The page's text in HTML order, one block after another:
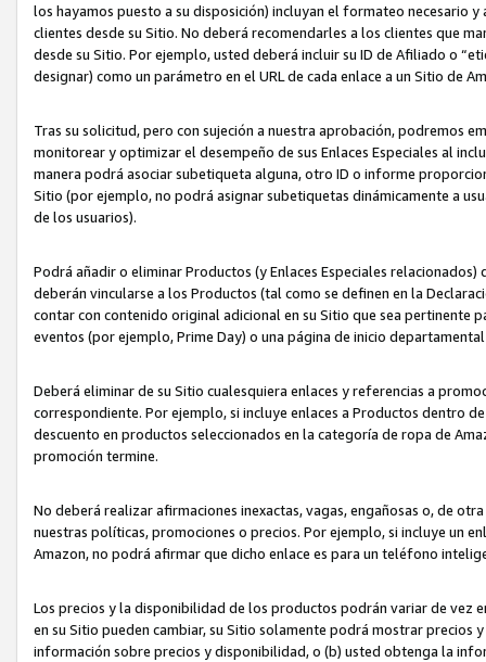
los hayamos puesto a su disposición) incluyan el formateo necesario
clientes desde su Sitio. No deberá recomendarles a los clientes que
desde su Sitio. Por ejemplo, usted deberá incluir su ID de Afiliado o
designar) como un parámetro en el URL de cada enlace a un Sitio de
Tras su solicitud, pero con sujeción a nuestra aprobación, podremos
monitorear y optimizar el desempeño de sus Enlaces Especiales al
manera podrá asociar subetiqueta alguna, otro ID o informe
Sitio (por ejemplo, no podrá asignar subetiquetas dinámicamente a
de los usuarios).
Podrá añadir o eliminar Productos (y Enlaces Especiales
deberán vincularse a los Productos (tal como se definen en la
contar con contenido original adicional en su Sitio que sea pertinente
eventos (por ejemplo, Prime Day) o una página de inicio
Deberá eliminar de su Sitio cualesquiera enlaces y referencias a
correspondiente. Por ejemplo, si incluye enlaces a Productos dentro
descuento en productos seleccionados en la categoría de ropa de
promoción termine.
No deberá realizar afirmaciones inexactas, vagas, engañosas o, de
nuestras políticas, promociones o precios. Por ejemplo, si incluye un
Amazon, no podrá afirmar que dicho enlace es para un teléfono
Los precios y la disponibilidad de los productos podrán variar de vez
en su Sitio pueden cambiar, su Sitio solamente podrá mostrar
información sobre precios y disponibilidad, o (b) usted obtenga la